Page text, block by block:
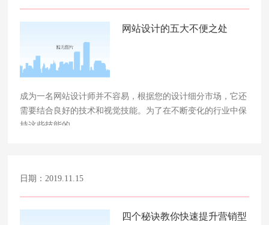
网站设计的五大不便之处
成为一名网站设计师并不容易，根据您的设计细分市场，它还
需要结合良好的技术和视觉技能。为了在不断变化的行业中保
持这些技能的……
日期：2019.11.15
四个秘诀教你快速提升营销型